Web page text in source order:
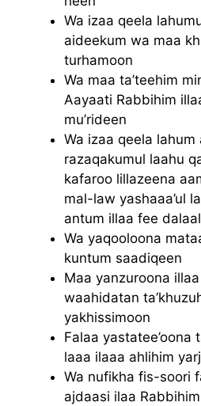
Wa izaa qeela
aideekum wa maa
turhamoon
Wa maa ta’teehim
Aayaati Rabbihim
mu’rideen
Wa izaa qeela
razaqakumul laahu
kafaroo lillazeena
mal-law yashaaa’ul
antum illaa fee
Wa yaqooloona
kuntum saadiqeen
Maa yanzuroona
waahidatan
yakhissimoon
Falaa
laaa ilaaa ahlihim
Wa nufikha fis-soori
ajdaasi ilaa